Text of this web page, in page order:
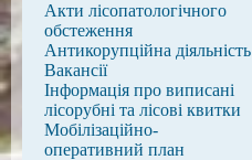
Акти лісопатологічного
обстеження
Антикорупційна діяльність
Вакансії
Інформація про виписані
лісорубні та лісові квитки
Мобілізаційно-
оперативний план